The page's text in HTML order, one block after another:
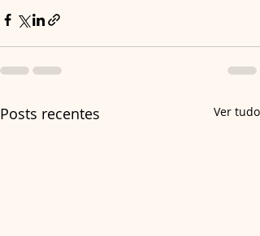
Posts recentes Ver tudo